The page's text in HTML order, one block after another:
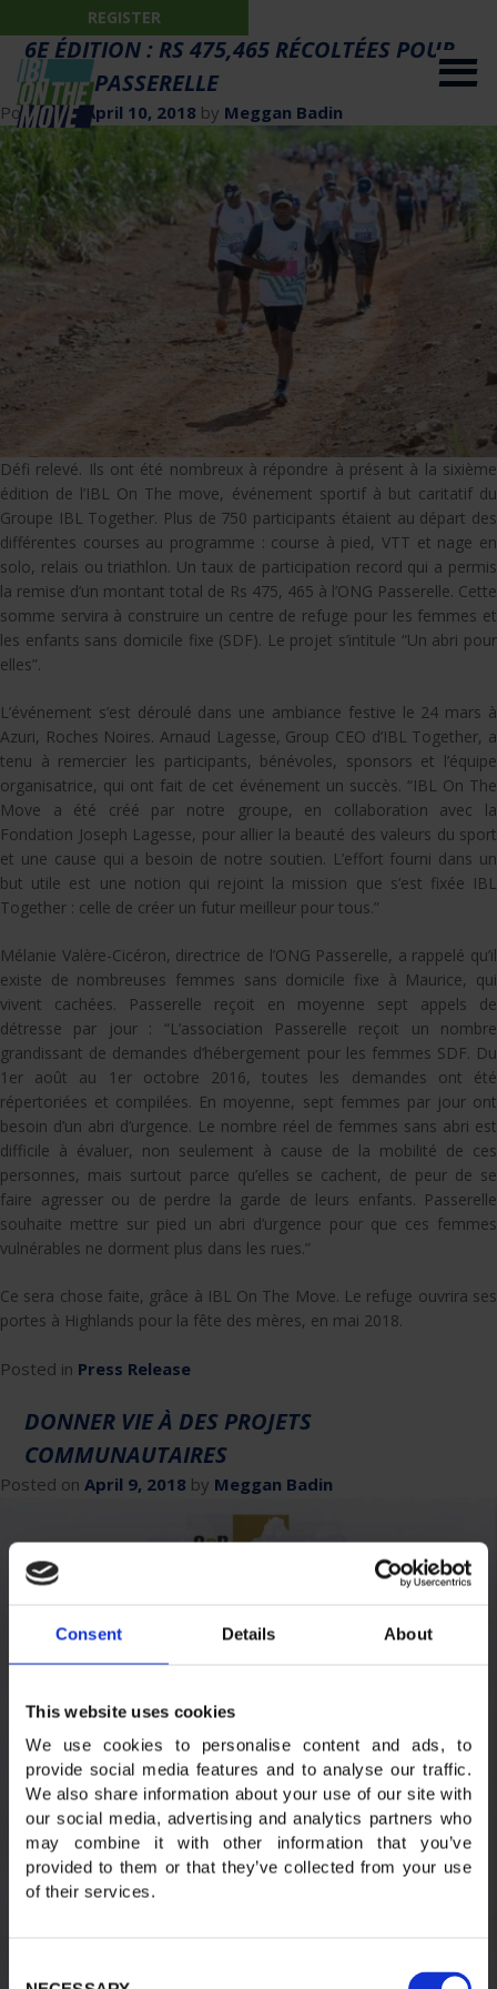
Consent Details About
This website uses cookies
We use cookies to personalise content and ads, to
provide social media features and to analyse our traffic.
We also share information about your use of our site with
our social media, advertising and analytics partners who
may combine it with other information that you’ve
provided to them or that they’ve collected from your use
of their services.
REGISTER
MONTH:APRIL 2018
6E ÉDITION : RS 475,465 RÉCOLTÉES POUR
L’ONG PASSERELLE
Posted onApril 10, 2018 by Meggan Badin
Défi relevé. Ils ont été nombreux à répondre à présent à la sixième
édition de l’IBL On The move, événement sportif à but caritatif du
Groupe IBL Together. Plus de 750 participants étaient au départ des
différentes courses au programme : course à pied, VTT et nage en
solo, relais ou triathlon. Un taux de participation record qui a permis
la remise d’un montant total de Rs 475, 465 à l’ONG Passerelle. Cette
somme servira à construire un centre de refuge pour les femmes et
les enfants sans domicile fixe (SDF). Le projet s’intitule “Un abri pour
elles”.
L’événement s’est déroulé dans une ambiance festive le 24 mars à
Azuri, Roches Noires. Arnaud Lagesse, Group CEO d’IBL Together, a
tenu à remercier les participants, bénévoles, sponsors et l’équipe
organisatrice, qui ont fait de cet événement un succès. “IBL On The
Move a été créé par notre groupe, en collaboration avec la
Fondation Joseph Lagesse, pour allier la beauté des valeurs du sport
et une cause qui a besoin de notre soutien. L’effort fourni dans un
but utile est une notion qui rejoint la mission que s’est fixée IBL
Together : celle de créer un futur meilleur pour tous.”
Mélanie Valère-Cicéron, directrice de l’ONG Passerelle, a rappelé qu’il
existe de nombreuses femmes sans domicile fixe à Maurice, qui
vivent cachées. Passerelle reçoit en moyenne sept appels de
détresse par jour : “L’association Passerelle reçoit un nombre
grandissant de demandes d’hébergement pour les femmes SDF. Du
1er août au 1er octobre 2016, toutes les demandes ont été
répertoriées et compilées. En moyenne, sept femmes par jour ont
besoin d’un abri d’urgence. Le nombre réel de femmes sans abri est
difficile à évaluer, non seulement à cause de la mobilité de ces
personnes, mais surtout parce qu’elles se cachent, de peur de se
faire agresser ou de perdre la garde de leurs enfants. Passerelle
souhaite mettre sur pied un abri d’urgence pour que ces femmes
vulnérables ne dorment plus dans les rues.”
Ce sera chose faite, grâce à IBL On The Move. Le refuge ouvrira ses
portes à Highlands pour la fête des mères, en mai 2018.
Posted in Press Release
DONNER VIE À DES PROJETS
COMMUNAUTAIRES
Posted on April 9, 2018 by Meggan Badin